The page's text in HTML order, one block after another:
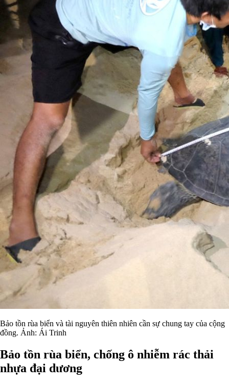
Bảo tồn rùa biển và tài nguyên thiên nhiên cần sự chung tay của cộng
đồng. Ảnh: Ái Trinh
Bảo tồn rùa biển, chống ô nhiễm rác thải
nhựa đại dương